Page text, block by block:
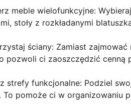
meble wielofunkcyjne:
stoły z rozkładanymi
ściany: Zamiast
pozwoli ci zaoszczędzić cenną
strefy funkcjonalne: Podziel
To pomoże ci w organizowaniu